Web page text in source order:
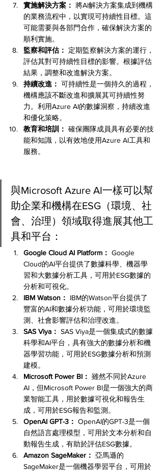
實施解決方案： 將AI解決方案集成到機構
的業務流程中，以實現可持續性目標。這
可能需要與各部門合作，確保解決方案的
順利實施。
監察和評估：
定期監察解決方案的運行，
評估其對可持續性目標的影響。根據評估
結果，調整和改進解決方案。
持續改進： 可持續性是一個持久的過程，
機構應該不斷改進和擴展其可持續性努
力。利用Azure AI的數據洞察，持續改進
和優化策略。
教育和培訓： 確保團隊成員具有必要的技
能和知識，以有效地使用Azure AI工具和
服務。
與Microsoft Azure AI一樣可以幫
助企業和機構在ESG（環境、社
會、治理）領域取得進展其他工
具和平台：
Google Cloud AI Platform： Google
Cloud的AI平台提供了數據科學、機器學
習和大數據分析工具，可用於ESG數據的
分析和可視化。
IBM Watson：
IBM的Watson平台提供了
豐富的AI和數據分析功能，可用於環境監
測、社會影響評估和治理改進。
SAS Viya： SAS Viya是一個集成式的數據
科學和AI平台，具有強大的數據分析和機
器學習功能，可用於ESG數據分析和預測
建模。
Microsoft Power BI： 雖然不同於Azure
AI，但Microsoft Power BI是一個強大的商
業智能工具，用於數據可視化和報告生
成，可用於ESG報告和監測。
OpenAI GPT-3： OpenAI的GPT-3是一個
自然語言處理模型，可用於文本分析和自
動報告生成，有助於評估ESG數據。
Amazon SageMaker： 亞馬遜的
SageMaker是一個機器學習平台，可用於